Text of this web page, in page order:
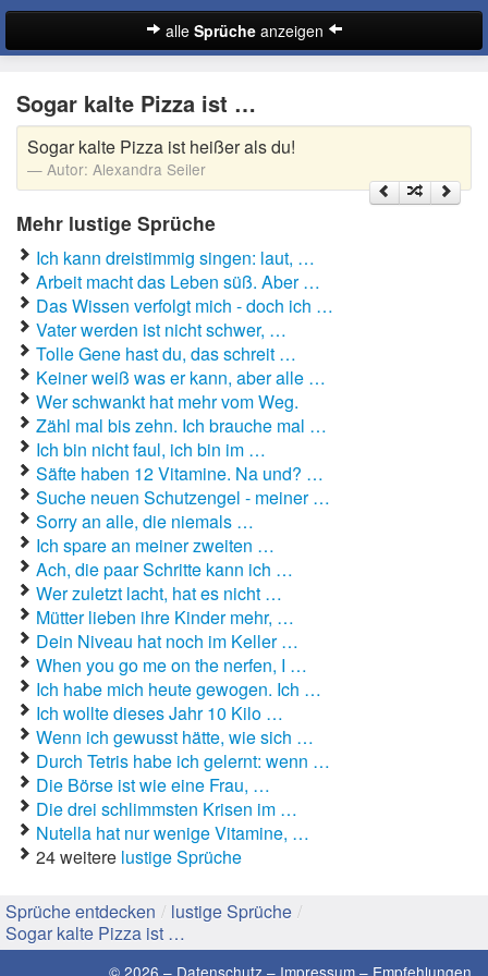
alle Sprücheanzeigen
Abschiedssprüche
Anmachsprüche
Coole Sprüche
Dumme Sprüche
Englische Sprüche
Facebook Sprüche
Fußballsprüche
Gute Nacht Sprüche
Gute Sprüche
Guten Morgen Sprüche
Hochzeitssprüche
Konfirmationssprüche
Lateinische Sprüche
Liebeskummer Sprüche
Lustige Sprüche
Mama-Sprüche
Schöne Sprüche
Sogar kalte Pizza ist …
Sogar kalte Pizza ist heißer als du!
Autor: Alexandra Seiler
Mehr lustige Sprüche
Ich kann dreistimmig singen: laut, …
Arbeit macht das Leben süß. Aber …
Das Wissen verfolgt mich - doch ich …
Vater werden ist nicht schwer, …
Tolle Gene hast du, das schreit …
Keiner weiß was er kann, aber alle …
Wer schwankt hat mehr vom Weg.
Zähl mal bis zehn. Ich brauche mal …
Ich bin nicht faul, ich bin im …
Säfte haben 12 Vitamine. Na und? …
Suche neuen Schutzengel - meiner …
Sorry an alle, die niemals …
Ich spare an meiner zweiten …
Ach, die paar Schritte kann ich …
Wer zuletzt lacht, hat es nicht …
Mütter lieben ihre Kinder mehr, …
Dein Niveau hat noch im Keller …
When you go me on the nerfen, I …
Ich habe mich heute gewogen. Ich …
Ich wollte dieses Jahr 10 Kilo …
Wenn ich gewusst hätte, wie sich …
Durch Tetris habe ich gelernt: wenn …
Die Börse ist wie eine Frau, …
Die drei schlimmsten Krisen im …
Nutella hat nur wenige Vitamine, …
24 weitere lustige Sprüche
Sprüche entdecken / lustige Sprüche /
Sogar kalte Pizza ist …
© 2026 – Datenschutz – Impressum – Empfehlungen